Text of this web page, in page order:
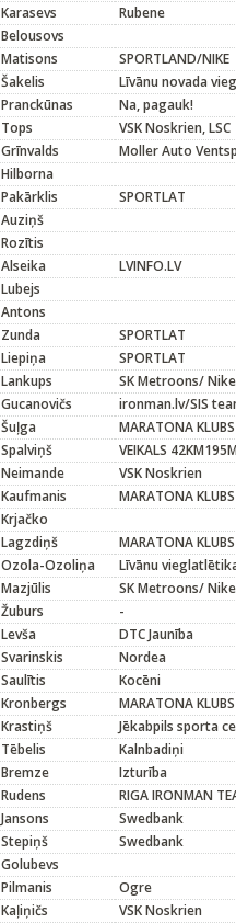
Karasevs
Rubene
Belousovs
Matisons
SPORTLAND/NIKE
Šakelis
Līvānu novada
Pranckūnas
Na, pagauk!
Tops
VSK Noskrien, LSC
Grīnvalds
Moller Auto
Hilborna
Pakārklis
SPORTLAT
Auziņš
Rozītis
Alseika
LVINFO.LV
Lubejs
Antons
Zunda
SPORTLAT
Liepiņa
SPORTLAT
Lankups
SK Metroons/
Gucanovičs
ironman.lv/SIS
Šuļga
MARATONA KLUBS
Spalviņš
VEIKALS
Neimande
VSK Noskrien
Kaufmanis
MARATONA KLUBS
Krjačko
Lagzdiņš
MARATONA KLUBS
Ozola-Ozoliņa
Līvānu
Mazjūlis
SK Metroons/
Žuburs
-
Levša
DTC Jaunība
Svarinskis
Nordea
Saulītis
Kocēni
Kronbergs
MARATONA KLUBS
Krastiņš
Jēkabpils sporta
Tēbelis
Kalnbadiņi
Bremze
Izturība
Rudens
RIGA IRONMAN
Jansons
Swedbank
Stepiņš
Swedbank
Golubevs
Pilmanis
Ogre
Kaļiņičs
VSK Noskrien